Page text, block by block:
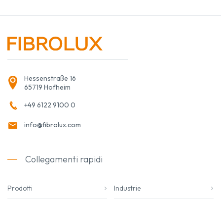
Hessenstraße 16
65719 Hofheim
+49 6122 9100 0
info@fibrolux.com
Collegamenti rapidi
Prodotti Industrie